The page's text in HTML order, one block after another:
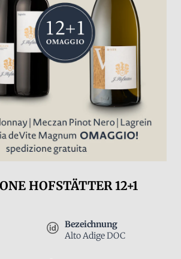
HOFSTÄTTER 12+1
Bezeichnung
Alto Adige DOC